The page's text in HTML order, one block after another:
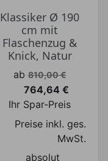
Klassiker Ø 190
cm mit
Flaschenzug &
Knick, Natur
Verkaufspreis
ab 810,00 €
Preis
764,64 €
Ihr Spar-Preis
Preise inkl. ges.
MwSt.
absolut